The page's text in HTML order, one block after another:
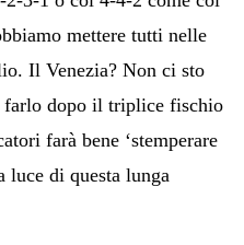
mettere tutti nelle
Il Venezia? Non ci sto
farlo dopo il triplice fischio
farà bene ‘stemperare
luce di questa lunga